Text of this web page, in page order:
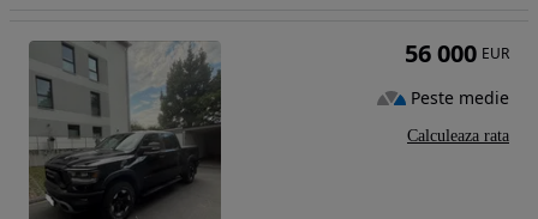
56 000 EUR
Peste medie
Calculeaza rata